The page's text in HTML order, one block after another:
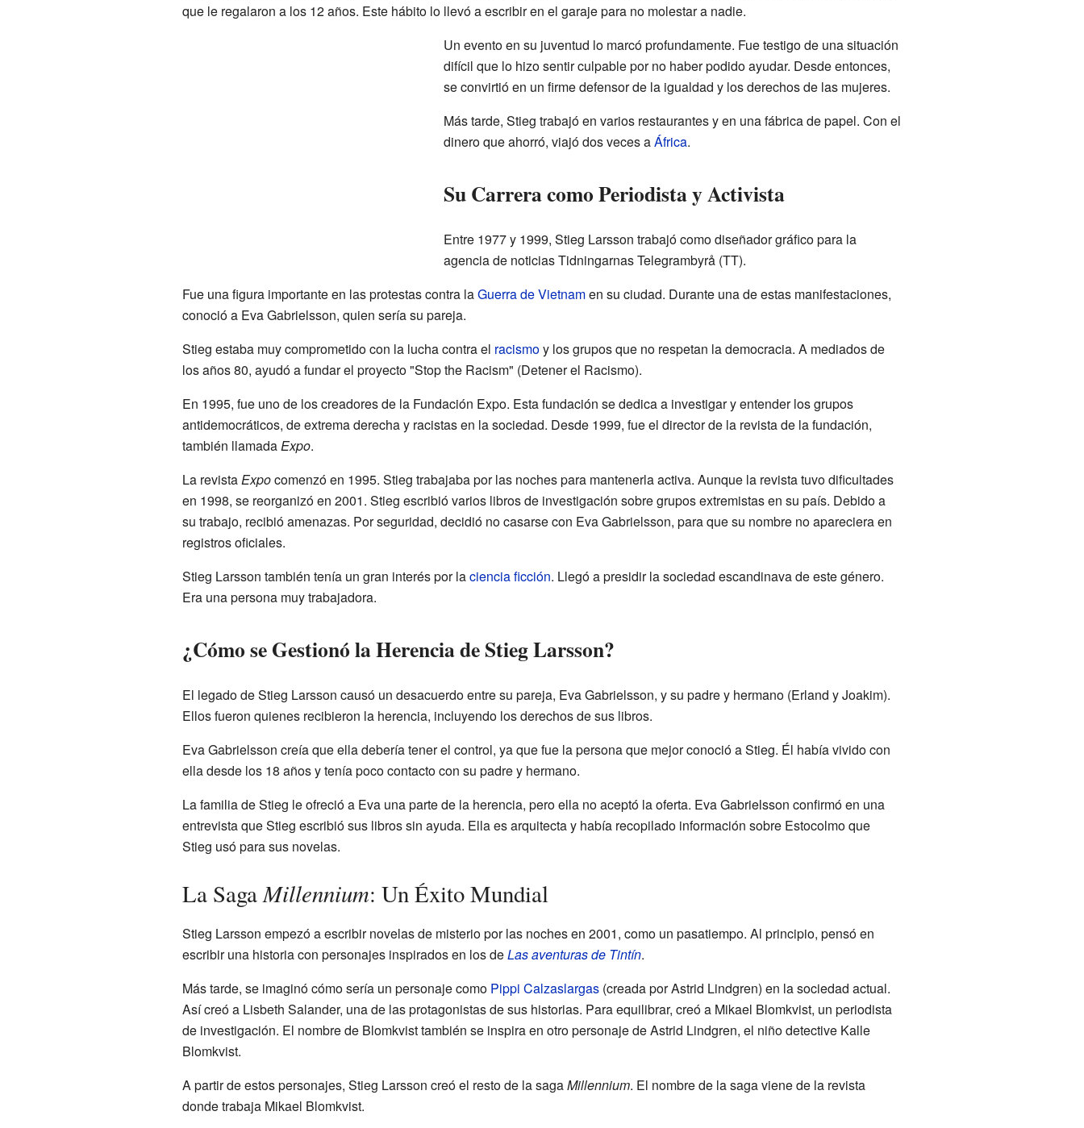
que le regalaron a los 12 años. Este hábito lo llevó a escribir en el garaje para no molestar a nadie.
Un evento en su juventud lo marcó profundamente. Fue testigo de una situación
difícil que lo hizo sentir culpable por no haber podido ayudar. Desde entonces,
se convirtió en un firme defensor de la igualdad y los derechos de las mujeres.
Más tarde, Stieg trabajó en varios restaurantes y en una fábrica de papel. Con el
dinero que ahorró, viajó dos veces aÁfrica.
Su Carrera como Periodista y Activista
Entre 1977 y 1999, Stieg Larsson trabajó como diseñador gráfico para la
agencia de noticias Tidningarnas Telegrambyrå (TT).
Fue una figura importante en las protestas contra laGuerra de Vietnamen su ciudad. Durante una de estas manifestaciones,
conoció a Eva Gabrielsson, quien sería su pareja.
Stieg estaba muy comprometido con la lucha contra el racismoy los grupos que no respetan la democracia. A mediados de
los años 80, ayudó a fundar el proyecto "Stop the Racism" (Detener el Racismo).
En 1995, fue uno de los creadores de la Fundación Expo. Esta fundación se dedica a investigar y entender los grupos
antidemocráticos, de extrema derecha y racistas en la sociedad. Desde 1999, fue el director de la revista de la fundación,
también llamadaExpo.
La revistaExpocomenzó en 1995. Stieg trabajaba por las noches para mantenerla activa. Aunque la revista tuvo dificultades
en 1998, se reorganizó en 2001. Stieg escribió varios libros de investigación sobre grupos extremistas en su país. Debido a
su trabajo, recibió amenazas. Por seguridad, decidió no casarse con Eva Gabrielsson, para que su nombre no apareciera en
registros oficiales.
Stieg Larsson también tenía un gran interés por laciencia ficción. Llegó a presidir la sociedad escandinava de este género.
Era una persona muy trabajadora.
¿Cómo se Gestionó la Herencia de Stieg Larsson?
El legado de Stieg Larsson causó un desacuerdo entre su pareja, Eva Gabrielsson, y su padre y hermano (Erland y Joakim).
Ellos fueron quienes recibieron la herencia, incluyendo los derechos de sus libros.
Eva Gabrielsson creía que ella debería tener el control, ya que fue la persona que mejor conoció a Stieg. Él había vivido con
ella desde los 18 años y tenía poco contacto con su padre y hermano.
La familia de Stieg le ofreció a Eva una parte de la herencia, pero ella no aceptó la oferta. Eva Gabrielsson confirmó en una
entrevista que Stieg escribió sus libros sin ayuda. Ella es arquitecta y había recopilado información sobre Estocolmo que
Stieg usó para sus novelas.
La SagaMillennium: Un Éxito Mundial
Stieg Larsson empezó a escribir novelas de misterio por las noches en 2001, como un pasatiempo. Al principio, pensó en
escribir una historia con personajes inspirados en los deLas aventuras de Tintín.
Más tarde, se imaginó cómo sería un personaje como Pippi Calzaslargas(creada por Astrid Lindgren) en la sociedad actual.
Así creó a Lisbeth Salander, una de las protagonistas de sus historias. Para equilibrar, creó a Mikael Blomkvist, un periodista
de investigación. El nombre de Blomkvist también se inspira en otro personaje de Astrid Lindgren, el niño detective Kalle
Blomkvist.
A partir de estos personajes, Stieg Larsson creó el resto de la sagaMillennium. El nombre de la saga viene de la revista
donde trabaja Mikael Blomkvist.